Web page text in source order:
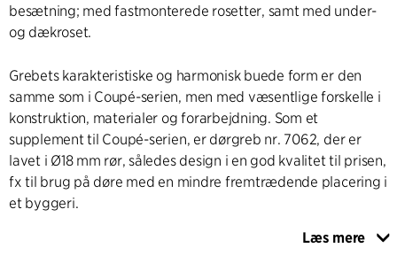
besætning; med fastmonterede rosetter, samt med under-
og dækroset.
Grebets karakteristiske og harmonisk buede form er den
samme som i Coupé-serien, men med væsentlige forskelle i
konstruktion, materialer og forarbejdning. Som et
supplement til Coupé-serien, er dørgreb nr. 7062, der er
lavet i Ø18 mm rør, således design i en god kvalitet til prisen,
fx til brug på døre med en mindre fremtrædende placering i
et byggeri.
Materialet tåler konstant anvendelse og rengøring, uden at
Læs mere